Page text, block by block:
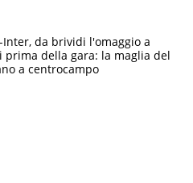
da brividi l'omaggio a
prima della gara: la maglia del
a centrocampo